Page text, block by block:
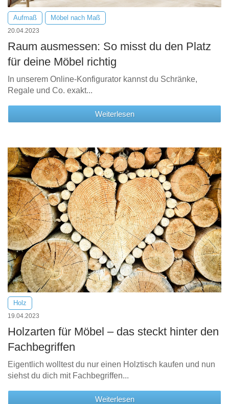
Aufmaß Möbel nach Maß
20.04.2023
Raum ausmessen: So misst du den Platz
für deine Möbel richtig
In unserem Online-Konfigurator kannst du Schränke,
Regale und Co. exakt...
Weiterlesen
Holz
19.04.2023
Holzarten für Möbel – das steckt hinter den
Fachbegriffen
Eigentlich wolltest du nur einen Holztisch kaufen und nun
siehst du dich mit Fachbegriffen...
Weiterlesen